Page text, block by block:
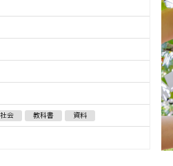
会 教科書 資料